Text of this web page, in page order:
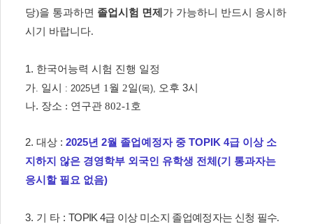
당)을 통과하면 졸업시험 면제 가 가능하니
반드시 응시하
시기 바랍니다.
1. 한국어능력 시험 진행 일정
가. 일시 : 2025년 1 월 2일(목), 오후 3시
나. 장소 : 연구관 802-1호
2. 대상 : 2025년 2월 졸업예정자 중 TOPIK 4급 이상 소
지하지 않은 경영학부 외국인 유학생 전체(기 통과자는
응시할 필요 없음)
3. 기 타 : TOPIK 4급 이상 미소지 졸업예정자는 신청 필수.